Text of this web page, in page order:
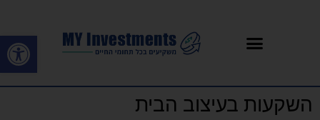
פתח
השקעות בעיצוב הבית